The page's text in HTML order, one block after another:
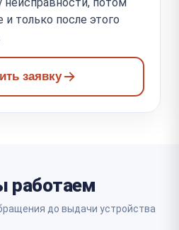
только после этого
заявку
работаем
до выдачи устройства